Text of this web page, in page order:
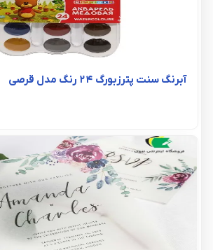
آبرنگ سنت پترزبورگ 24 رنگ مدل قرصی